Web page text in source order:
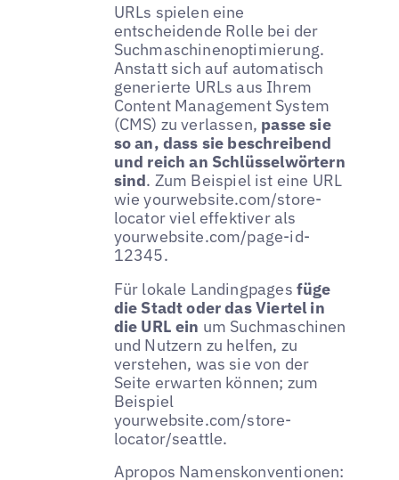
URLs spielen eine
entscheidende Rolle bei der
Suchmaschinenoptimierung.
Anstatt sich auf automatisch
generierte URLs aus Ihrem
Content Management System
(CMS) zu verlassen, passe sie
so an, dass sie beschreibend
und reich an Schlüsselwörtern
sind. Zum Beispiel ist eine URL
wie yourwebsite.com/store-
locator viel effektiver als
yourwebsite.com/page-id-
12345.
Für lokale Landingpages füge
die Stadt oder das Viertel in
die URL ein um Suchmaschinen
und Nutzern zu helfen, zu
verstehen, was sie von der
Seite erwarten können; zum
Beispiel
yourwebsite.com/store-
locator/seattle.
Apropos Namenskonventionen: